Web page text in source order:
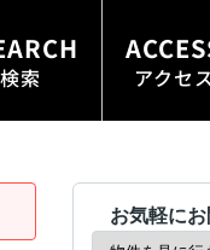
索 アクセス
お気軽に